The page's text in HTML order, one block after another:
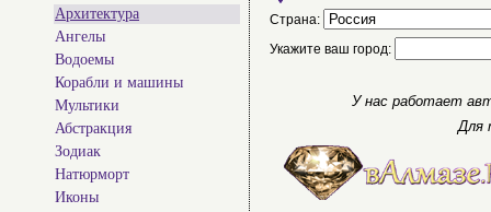
Архитектура
Ангелы
Водоемы
Корабли и машины
Мультики
Абстракция
Зодиак
Натюрморт
Иконы
Страна:
Укажите ваш город:
У нас работает
Для